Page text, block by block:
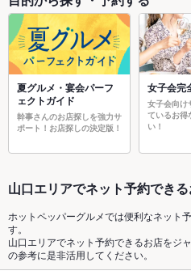
夏グルメ・宴会パーフ
ェクトガイド
幹事さんのお店探しを強力サ
ポート！お店探しの決定版！
女子会完
女子会向け
ているお得
い！
山口エリアでネット予約でき
ホットペッパーグルメでは便利なネット
す。
山口エリアでネット予約できるお店をジ
の参考に是非活用してください。